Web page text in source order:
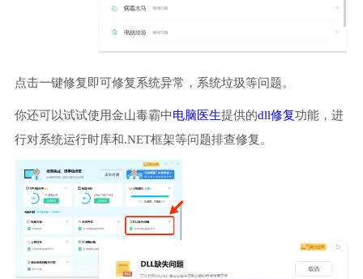
点击一键修复即可修复系统异常，系统垃圾等问题。
你还可以试试使用金山毒霸中电脑医生提供的dll修复功能，进
行对系统运行时库和.NET框架等问题排查修复。